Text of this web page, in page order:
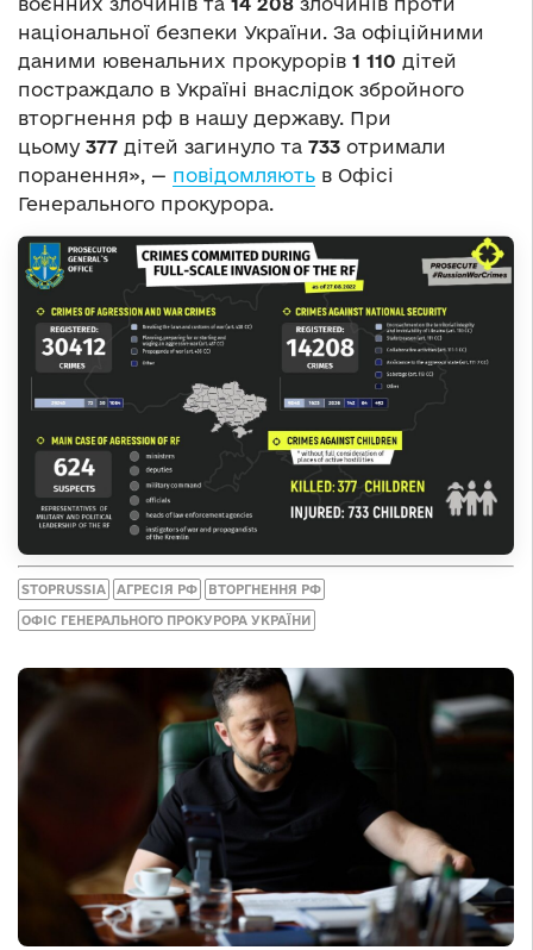
національної безпеки України. За офіційними
даними ювенальних прокурорів 1 110 дітей
постраждало в Україні внаслідок збройного
вторгнення рф в нашу державу. При
цьому 377 дітей загинуло та 733 отримали
поранення», — повідомляють в Офісі
Генерального прокурора.
STOPRUSSIA АГРЕСІЯ РФ ВТОРГНЕННЯ РФ
ОФІС ГЕНЕРАЛЬНОГО ПРОКУРОРА УКРАЇНИ